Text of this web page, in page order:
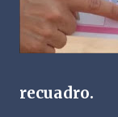
recuadro.